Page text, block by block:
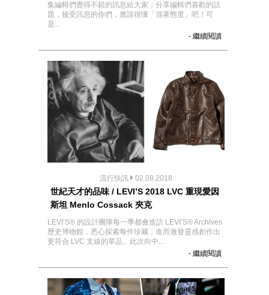
集編輯們覺得不錯的訊息給大家；分享編輯們喜歡的話
題，接受訊息的你們，應該很懂「混著態度」吧！可
是...
- 繼續閱讀
流行快訊 02.08.2018
世紀天才的品味 / LEVI’S 2018 LVC 重現愛因
斯坦 Menlo Cossack 夾克
LEVI’S® 的設計團隊每一季都會造訪 LEVI’S® Archives
歷史博物館，悉心探索每件珍藏，進而激發靈感創作出
更符合 LVC 支線的單品。此次向中...
- 繼續閱讀